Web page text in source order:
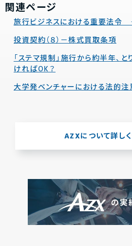
関連ページ
旅行ビジネスにおける重要法
投資契約（８）－株式買取条項
「ステマ規制」施行から約半年、
ければOK？
大学発ベンチャーにおける法的
AZXについて詳し